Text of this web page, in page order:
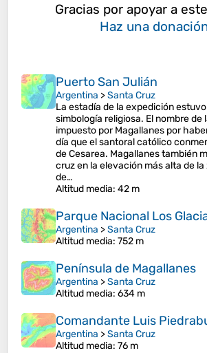
Gracias por apoyar a
Haz una
Puerto San Julián
Argentina >Santa Cruz
La estadía de la expedición
simbología religiosa. El nombre de
impuesto por Magallanes por
día que el santoral católico
de Cesarea. Magallanes también
cruz en la elevación más alta de
de…
Altitud media: 42 m
Parque Nacional Los
Argentina >Santa Cruz
Altitud media: 752 m
Península de Magallanes
Argentina >Santa Cruz
Altitud media: 634 m
Comandante Luis
Argentina >Santa Cruz
Altitud media: 76 m